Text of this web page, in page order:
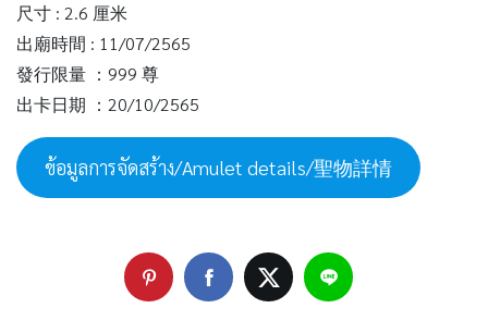
尺寸 : 2.6 厘米
出廟時間 : 11/07/2565
發行限量 ：999 尊
出卡日期 ：20/10/2565
ข้อมูลการจัดสร้าง/Amulet details/聖物詳情